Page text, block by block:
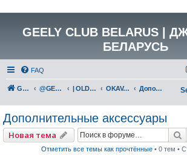
GEELY CLUB BELARUS |
БЕЛАРУСЬ
FAQ
GEELY Club Belarus @GEELYCLUBBY | OLD GEELY OKAVANGO (VX11) Дополнительные аксессуары
Дополнительные аксессуары
Новая тема
Отметить все темы как прочтённые• 0 тем •